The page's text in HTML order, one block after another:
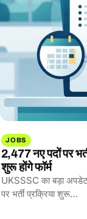
JOBS
2,477 नए पदों पर
शुरू होंगे फॉर्म
UKSSSC का बड़ा
पर भर्ती प्रक्रिया शुरू…